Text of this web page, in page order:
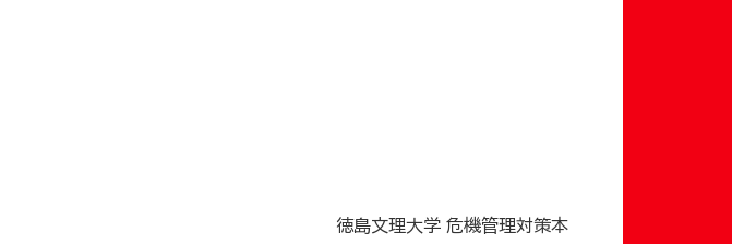
徳島文理大学 危機管理対策本